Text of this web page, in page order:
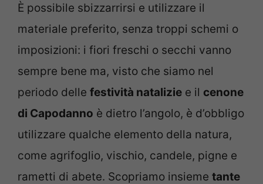
È possibile sbizzarrirsi e utilizzare il
materiale preferito, senza troppi schemi o
imposizioni: i fiori freschi o secchi vanno
sempre bene ma, visto che siamo nel
periodo delle festività natalizie e il cenone
di Capodanno è dietro l’angolo, è d’obbligo
utilizzare qualche elemento della natura,
come agrifoglio, vischio, candele, pigne e
rametti di abete. Scopriamo insieme tante